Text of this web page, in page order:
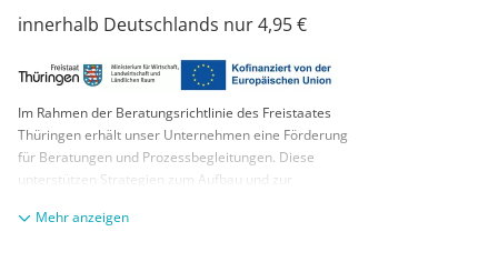
innerhalb Deutschlands nur 4,95 €
Im Rahmen der Beratungsrichtlinie des Freistaates
Thüringen erhält unser Unternehmen eine Förderung
für Beratungen und Prozessbegleitungen. Diese
unterstützen Strategien zum Aufbau und zur
KMUs. Die daraus resultierenden Ergebnisse und
anzeigen